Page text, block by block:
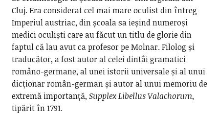
Cluj. Era considerat cel mai mare oculist din întreg
Imperiul austriac, din școala sa ieșind numeroși
medici oculiști care au făcut un titlu de glorie din
faptul că lau avut ca profesor pe Molnar. Filolog și
traducător, a fost autor al celei dintâi gramatici
româno-germane, al unei istorii universale și al unui
dicționar român-german și autor al unui memoriu de
extremă importanță, Supplex Libellus Valachorum,
tipărit în 1791.